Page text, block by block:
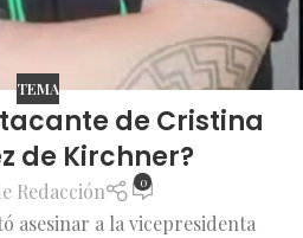
TEMA
de Cristina
de Kirchner?
Redacción 0
asesinar a la vicepresidenta